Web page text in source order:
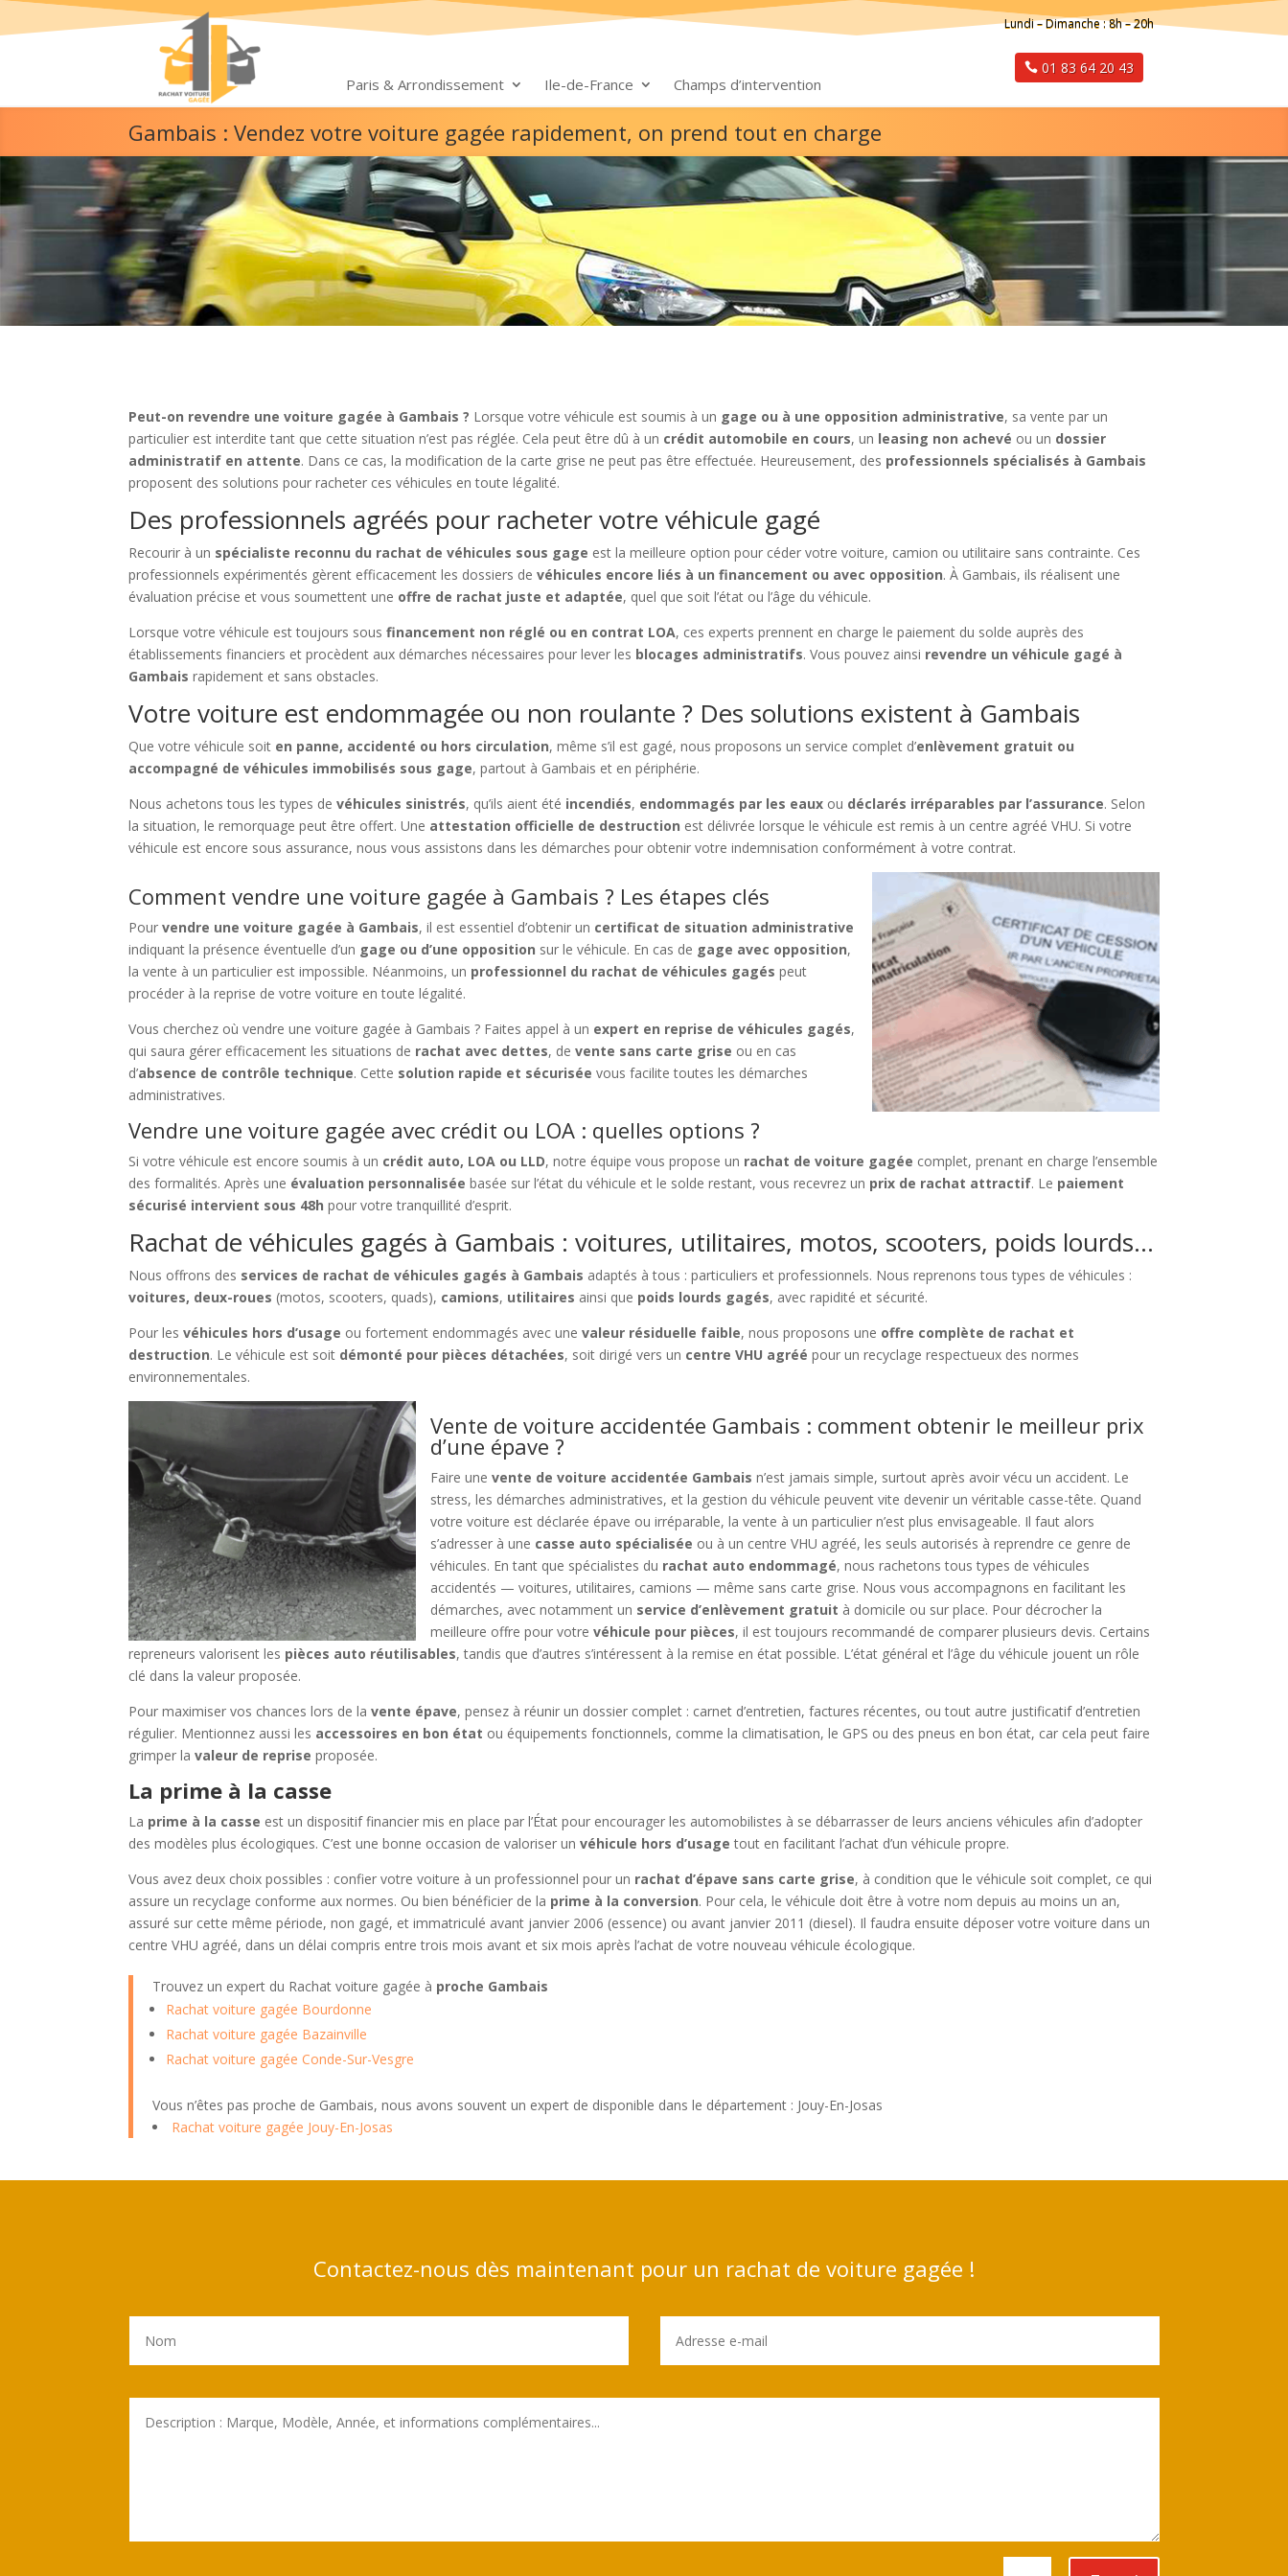
Paris & Arrondissement Ile-de-France Champs d’intervention
Lundi – Dimanche : 8h – 20h
01 83 64 20 43
Gambais : Vendez votre voiture gagée rapidement, on prend tout en charge
Peut-on revendre une voiture gagée à Gambais ? Lorsque votre véhicule est soumis à un gage ou à une opposition administrative, sa vente par un
particulier est interdite tant que cette situation n’est pas réglée. Cela peut être dû à un crédit automobile en cours, un leasing non achevé ou un dossier
administratif en attente. Dans ce cas, la modification de la carte grise ne peut pas être effectuée. Heureusement, des professionnels spécialisés à Gambais
proposent des solutions pour racheter ces véhicules en toute légalité.
Des professionnels agréés pour racheter votre véhicule gagé
Recourir à un spécialiste reconnu du rachat de véhicules sous gage est la meilleure option pour céder votre voiture, camion ou utilitaire sans contrainte. Ces
professionnels expérimentés gèrent efficacement les dossiers devéhicules encore liés à un financement ou avec opposition. À Gambais, ils réalisent une
évaluation précise et vous soumettent une offre de rachat juste et adaptée, quel que soit l’état ou l’âge du véhicule.
Lorsque votre véhicule est toujours sousfinancement non réglé ou en contrat LOA, ces experts prennent en charge le paiement du solde auprès des
établissements financiers et procèdent aux démarches nécessaires pour lever les blocages administratifs. Vous pouvez ainsi revendre un véhicule gagé à
Gambais rapidement et sans obstacles.
Votre voiture est endommagée ou non roulante ? Des solutions existent à Gambais
Que votre véhicule soit en panne, accidenté ou hors circulation, même s’il est gagé, nous proposons un service complet d’enlèvement gratuit ou
accompagné de véhicules immobilisés sous gage, partout à Gambais et en périphérie.
Nous achetons tous les types devéhicules sinistrés, qu’ils aient été incendiés, endommagés par les eaux ou déclarés irréparables par l’assurance. Selon
la situation, le remorquage peut être offert. Une attestation officielle de destruction est délivrée lorsque le véhicule est remis à un centre agréé VHU. Si votre
véhicule est encore sous assurance, nous vous assistons dans les démarches pour obtenir votre indemnisation conformément à votre contrat.
Comment vendre une voiture gagée à Gambais ? Les étapes clés
Pourvendre une voiture gagée à Gambais, il est essentiel d’obtenir un certificat de situation administrative
indiquant la présence éventuelle d’un gage ou d’une opposition sur le véhicule. En cas de gage avec opposition,
la vente à un particulier est impossible. Néanmoins, un professionnel du rachat de véhicules gagés peut
procéder à la reprise de votre voiture en toute légalité.
Vous cherchez où vendre une voiture gagée à Gambais ? Faites appel à un expert en reprise de véhicules gagés,
qui saura gérer efficacement les situations de rachat avec dettes, devente sans carte grise ou en cas
d’absence de contrôle technique. Cette solution rapide et sécurisée vous facilite toutes les démarches
administratives.
Vendre une voiture gagée avec crédit ou LOA : quelles options ?
Si votre véhicule est encore soumis à un crédit auto, LOA ou LLD, notre équipe vous propose un rachat de voiture gagée complet, prenant en charge l’ensemble
des formalités. Après une évaluation personnalisée basée sur l’état du véhicule et le solde restant, vous recevrez un prix de rachat attractif. Le paiement
sécurisé intervient sous 48h pour votre tranquillité d’esprit.
Rachat de véhicules gagés à Gambais : voitures, utilitaires, motos, scooters, poids lourds…
Nous offrons des services de rachat de véhicules gagés à Gambais adaptés à tous : particuliers et professionnels. Nous reprenons tous types de véhicules :
voitures, deux-roues (motos, scooters, quads), camions, utilitaires ainsi que poids lourds gagés, avec rapidité et sécurité.
Pour lesvéhicules hors d’usage ou fortement endommagés avec unevaleur résiduelle faible, nous proposons une offre complète de rachat et
destruction. Le véhicule est soit démonté pour pièces détachées, soit dirigé vers un centre VHU agréé pour un recyclage respectueux des normes
environnementales.
Vente de voiture accidentée Gambais : comment obtenir le meilleur prix
d’une épave ?
Faire unevente de voiture accidentée Gambais n’est jamais simple, surtout après avoir vécu un accident. Le
stress, les démarches administratives, et la gestion du véhicule peuvent vite devenir un véritable casse-tête. Quand
votre voiture est déclarée épave ou irréparable, la vente à un particulier n’est plus envisageable. Il faut alors
s’adresser à une casse auto spécialisée ou à un centre VHU agréé, les seuls autorisés à reprendre ce genre de
véhicules. En tant que spécialistes du rachat auto endommagé, nous rachetons tous types de véhicules
accidentés — voitures, utilitaires, camions — même sans carte grise. Nous vous accompagnons en facilitant les
démarches, avec notamment un service d’enlèvement gratuit à domicile ou sur place. Pour décrocher la
meilleure offre pour votrevéhicule pour pièces, il est toujours recommandé de comparer plusieurs devis. Certains
repreneurs valorisent les pièces auto réutilisables, tandis que d’autres s’intéressent à la remise en état possible. L’état général et l’âge du véhicule jouent un rôle
clé dans la valeur proposée.
Pour maximiser vos chances lors de lavente épave, pensez à réunir un dossier complet : carnet d’entretien, factures récentes, ou tout autre justificatif d’entretien
régulier. Mentionnez aussi les accessoires en bon état ou équipements fonctionnels, comme la climatisation, le GPS ou des pneus en bon état, car cela peut faire
grimper lavaleur de reprise proposée.
La prime à la casse
La prime à la casse est un dispositif financier mis en place par l’État pour encourager les automobilistes à se débarrasser de leurs anciens véhicules afin d’adopter
des modèles plus écologiques. C’est une bonne occasion de valoriser unvéhicule hors d’usage tout en facilitant l’achat d’un véhicule propre.
Vous avez deux choix possibles : confier votre voiture à un professionnel pour un rachat d’épave sans carte grise, à condition que le véhicule soit complet, ce qui
assure un recyclage conforme aux normes. Ou bien bénéficier de la prime à la conversion. Pour cela, le véhicule doit être à votre nom depuis au moins un an,
assuré sur cette même période, non gagé, et immatriculé avant janvier 2006 (essence) ou avant janvier 2011 (diesel). Il faudra ensuite déposer votre voiture dans un
centre VHU agréé, dans un délai compris entre trois mois avant et six mois après l’achat de votre nouveau véhicule écologique.
Trouvez un expert du Rachat voiture gagée à proche Gambais
Rachat voiture gagée Bourdonne
Rachat voiture gagée Bazainville
Rachat voiture gagée Conde-Sur-Vesgre
Vous n’êtes pas proche de Gambais, nous avons souvent un expert de disponible dans le département : Jouy-En-Josas
Rachat voiture gagée Jouy-En-Josas
Contactez-nous dès maintenant pour un rachat de voiture gagée !